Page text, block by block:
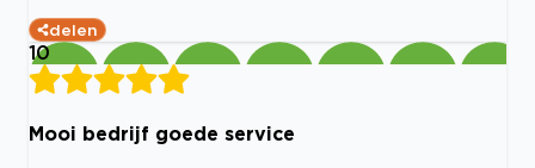
delen
10
Mooi bedrijf goede service